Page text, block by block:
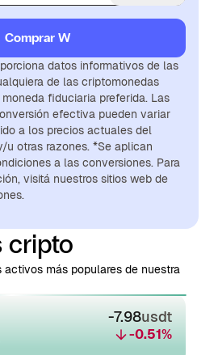
Comprar W
datos informativos de las
de las criptomonedas
fiduciaria preferida. Las
efectiva pueden variar
a los precios actuales del
u otras razones. *Se aplican
a las conversiones. Para
visitá nuestros sitios web de
cripto
más populares de nuestra
-7.98usdt
-0.51%